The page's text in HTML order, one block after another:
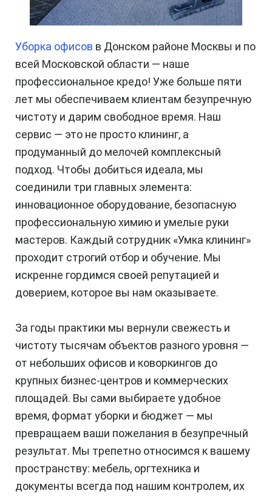
Уборка офисов в Донском районе Москвы и по
всей Московской области — наше
профессиональное кредо! Уже больше пяти
лет мы обеспечиваем клиентам безупречную
чистоту и дарим свободное время. Наш
сервис — это не просто клининг, а
продуманный до мелочей комплексный
подход. Чтобы добиться идеала, мы
соединили три главных элемента:
инновационное оборудование, безопасную
профессиональную химию и умелые руки
мастеров. Каждый сотрудник «Умка клининг»
проходит строгий отбор и обучение. Мы
искренне гордимся своей репутацией и
доверием, которое вы нам оказываете.
За годы практики мы вернули свежесть и
чистоту тысячам объектов разного уровня —
от небольших офисов и коворкингов до
крупных бизнес-центров и коммерческих
площадей. Вы сами выбираете удобное
время, формат уборки и бюджет — мы
превращаем ваши пожелания в безупречный
результат. Мы трепетно относимся к вашему
пространству: мебель, оргтехника и
документы всегда под нашим контролем, их